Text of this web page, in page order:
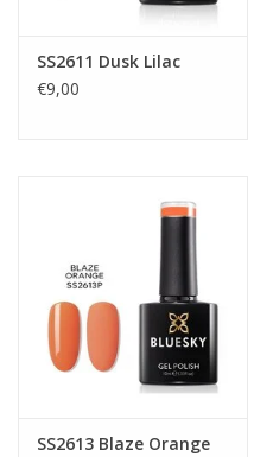
SS2611 Dusk Lilac
€9,00
SS2613 Blaze Orange